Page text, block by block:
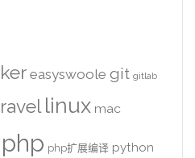
easyswoole git gitlab
linux mac
php php扩展编译 python